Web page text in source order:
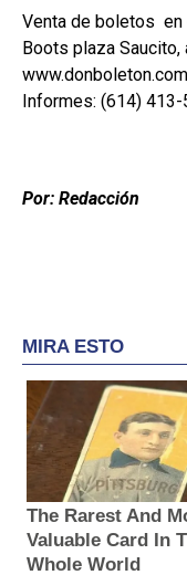
Venta de boletos en
Boots plaza Saucito,
Informes: (614) 413-
Por: Redacción